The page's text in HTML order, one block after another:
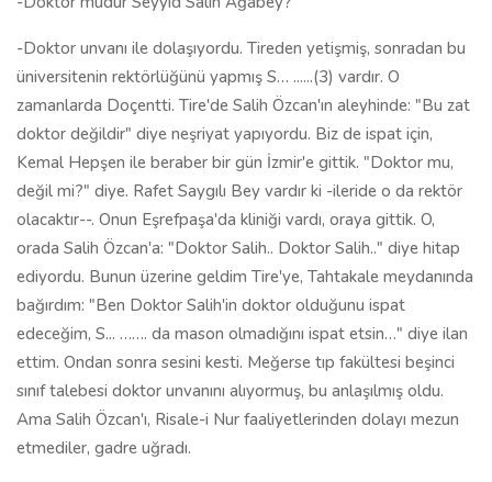
-Doktor unvanı ile dolaşıyordu. Tireden yetişmiş, sonradan bu
üniversitenin rektörlüğünü yapmış S… ......(3) vardır. O
zamanlarda Doçentti. Tire'de Salih Özcan'ın aleyhinde: "Bu zat
doktor değildir" diye neşriyat yapıyordu. Biz de ispat için,
Kemal Hepşen ile beraber bir gün İzmir'e gittik. "Doktor mu,
değil mi?" diye. Rafet Saygılı Bey vardır ki -ileride o da rektör
olacaktır--. Onun Eşrefpaşa'da kliniği vardı, oraya gittik. O,
orada Salih Özcan'a: "Doktor Salih.. Doktor Salih.." diye hitap
ediyordu. Bunun üzerine geldim Tire'ye, Tahtakale meydanında
bağırdım: "Ben Doktor Salih'in doktor olduğunu ispat
edeceğim, S... ……. da mason olmadığını ispat etsin…" diye ilan
ettim. Ondan sonra sesini kesti. Meğerse tıp fakültesi beşinci
sınıf talebesi doktor unvanını alıyormuş, bu anlaşılmış oldu.
Ama Salih Özcan'ı, Risale-i Nur faaliyetlerinden dolayı mezun
etmediler, gadre uğradı.